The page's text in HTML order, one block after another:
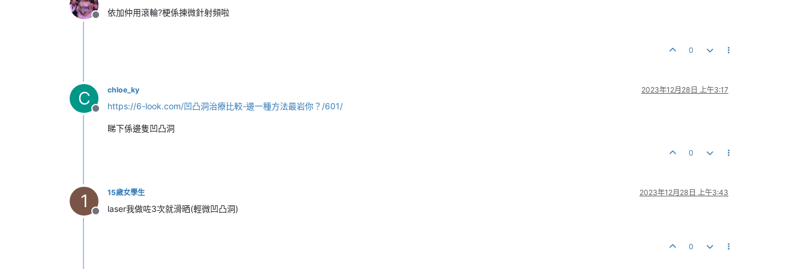
離線
依加仲用滾輪?梗係揀微針射頻啦
0
C
離線
chloe_ky 2023年12月28日 上午3:17
https://6-look.com/凹凸洞治療比較-邊一種方法最岩你？/601/
睇下係邊隻凹凸洞
0
1
離線
15歲女學生 2023年12月28日 上午3:43
laser我做咗3次就滑晒(輕微凹凸洞)
0